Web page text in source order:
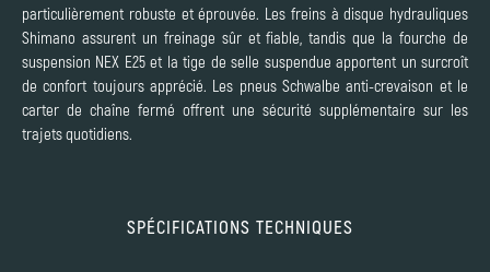
particulièrement robuste et éprouvée. Les freins à disque hydrauliques
Shimano assurent un freinage sûr et fiable, tandis que la fourche de
suspension NEX E25 et la tige de selle suspendue apportent un surcroît
de confort toujours apprécié. Les pneus Schwalbe anti-crevaison et le
carter de chaîne fermé offrent une sécurité supplémentaire sur les
trajets quotidiens.
SPÉCIFICATIONS TECHNIQUES